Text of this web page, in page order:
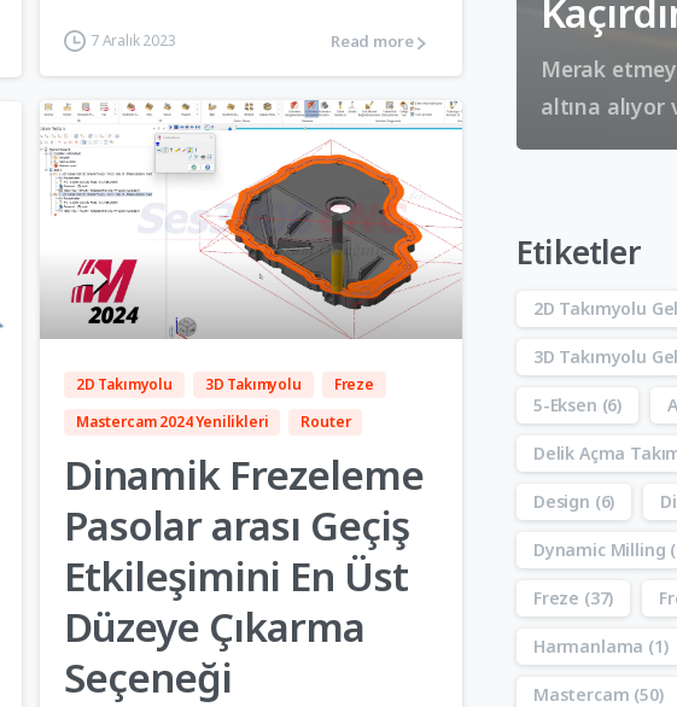
7 Aralık 2023 Read more
6
2D Takımyolu 3D Takımyolu
Freze
Mastercam 2024 Yenilikleri
Router
Dinamik Frezeleme
Pasolar arası Geçiş
Etkileşimini En Üst
Düzeye Çıkarma
Seçeneği
Merak
altına alıyor
Etiketler
2D Takımyolu
3D Takımyolu
5-Eksen (6)
Delik Açma
Design (6)
Dynamic Milling
Freze (37)
Harmanlama (1)
Mastercam (50)